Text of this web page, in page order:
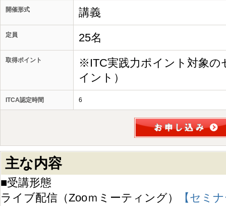
開催形式 講義
定員 25名
取得ポイント
※ITC実践力ポイント対象の
イント）
ITCA認定時間 6
主な内容
■受講形態
ライブ配信（Zooｍミーティング）
【セミ